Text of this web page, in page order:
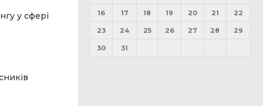
у сфері
16 17 18 19 20 21 22
23 24 25 26 27 28 29
30 31